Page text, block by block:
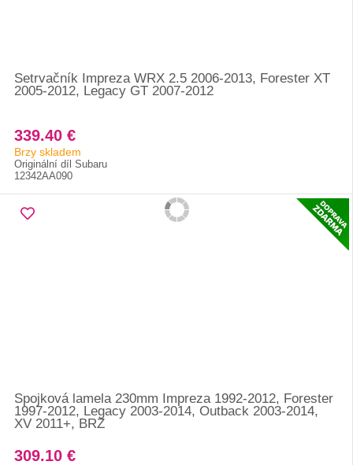
Setrvačník Impreza WRX 2.5 2006-2013, Forester XT
2005-2012, Legacy GT 2007-2012
339.40 €
Brzy skladem
Originální díl Subaru
12342AA090
Spojková lamela 230mm Impreza 1992-2012, Forester
1997-2012, Legacy 2003-2014, Outback 2003-2014,
XV 2011+, BRZ
309.10 €